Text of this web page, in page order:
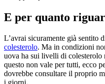
E per quanto
L’avrai sicuramente già sentito
colesterolo. Ma in condizioni
uova ha sui livelli di colesterolo
questo non vale per tutti, ecco
dovrebbe consultare il proprio
i giorni.